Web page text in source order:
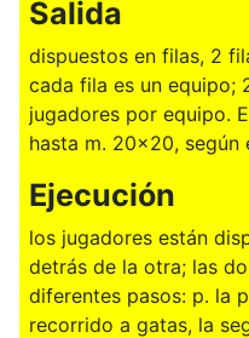
Salida
dispuestos en filas, 2
cada fila es un equipo;
jugadores por equipo.
hasta m. 20x20,
Ejecución
los jugadores están
detrás de la otra; las
diferentes pasos: p. la
recorrido a gatas, la